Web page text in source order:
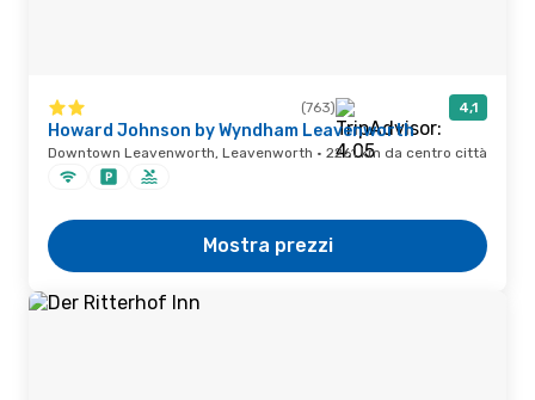
(763) 4,1
Howard Johnson by Wyndham Leavenworth
Downtown Leavenworth, Leavenworth · 2261 km da centro città
Mostra prezzi